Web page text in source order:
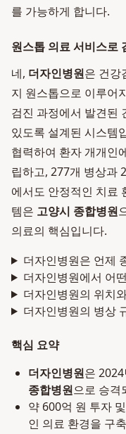
를 가능하게 합니다.
원스톱 의료 서비스로
네, 더자인병원은 건강
지 원스톱으로 이루어
검진 과정에서 발견된
있도록 설계된 시스템
협력하여 환자 개개인
립하고, 277개 병상과
에서도 안정적인 치료
템은 고양시 종합병원
의료의 핵심입니다.
더자인병원은 언제
더자인병원에서 어
더자인병원의 위치
더자인병원의 병상
핵심 요약
더자인병원은
종합병원으로 승격
약 600억 원 투자
인 의료 환경을 구